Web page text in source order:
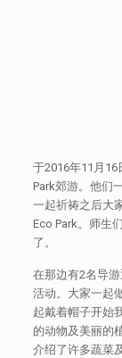
于2016年11月
Park郊游。他们
一起祈祷之后大
Eco Park。师生
了。
在那边有2名导
活动。大家一起
起戴着帽子开始
的动物及美丽的
介绍了许多蔬菜